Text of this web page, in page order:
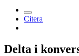
Citera
Delta i